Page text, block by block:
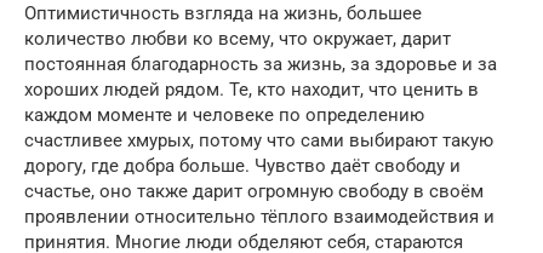
Оптимистичность взгляда на жизнь, большее
количество любви ко всему, что окружает, дарит
постоянная благодарность за жизнь, за здоровье и за
хороших людей рядом. Те, кто находит, что ценить в
каждом моменте и человеке по определению
счастливее хмурых, потому что сами выбирают такую
дорогу, где добра больше. Чувство даёт свободу и
счастье, оно также дарит огромную свободу в своём
проявлении относительно тёплого взаимодействия и
принятия. Многие люди обделяют себя, стараются